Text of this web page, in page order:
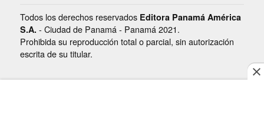
Todos los derechos reservados Editora Panamá América
S.A. - Ciudad de Panamá - Panamá 2021.
Prohibida su reproducción total o parcial, sin autorización
escrita de su titular.